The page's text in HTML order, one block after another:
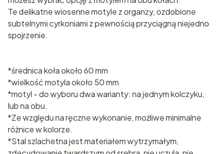
Te delikatne wiosenne motyle z organzy, ozdobione
subtelnymi cyrkoniami z pewnością przyciągną niejedno
spojrzenie.
*średnica koła około 60 mm
*wielkość motyla około 50 mm
*motyl - do wyboru dwa warianty: na jednym kolczyku,
lub na obu.
*Ze względu na ręczne wykonanie, możliwe minimalne
różnice w kolorze.
*Stal szlachetna jest materiałem wytrzymałym,